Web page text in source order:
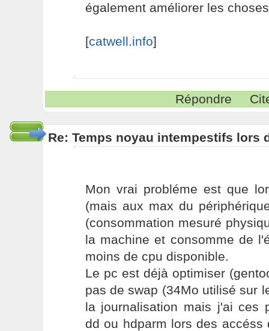
également améliorer les
[catwell.info]
Répondre
Re: Temps noyau intempestifs lors
Mon vrai probléme est que
(mais aux max du
(consommation mesuré
la machine et consomme de
moins de cpu disponible.
Le pc est déjà optimiser
pas de swap (34Mo utilisé sur
la journalisation mais j'ai ces
dd ou hdparm lors des accéss